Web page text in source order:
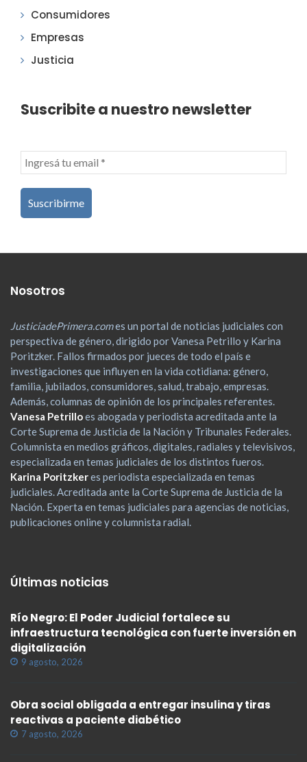
Consumidores
Empresas
Justicia
Suscribite a nuestro newsletter
Nosotros
JusticiadePrimera.comes un portal de noticias judiciales con
perspectiva de género, dirigido por Vanesa Petrillo y Karina
Poritzker. Fallos firmados por jueces de todo el país e
investigaciones que influyen en la vida cotidiana: género,
familia, jubilados, consumidores, salud, trabajo, empresas.
Además, columnas de opinión de los principales referentes.
Vanesa Petrilloes abogada y periodista acreditada ante la
Corte Suprema de Justicia de la Nación y Tribunales Federales.
Columnista en medios gráficos, digitales, radiales y televisivos,
especializada en temas judiciales de los distintos fueros.
Karina Poritzkeres periodista especializada en temas
judiciales. Acreditada ante la Corte Suprema de Justicia de la
Nación. Experta en temas judiciales para agencias de noticias,
publicaciones online y columnista radial.
Últimas noticias
Río Negro: El Poder Judicial fortalece su
infraestructura tecnológica con fuerte inversión en
digitalización
9 agosto, 2026
Obra social obligada a entregar insulina y tiras
reactivas a paciente diabético
7 agosto, 2026